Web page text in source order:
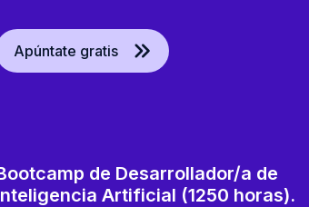
Apúntate gratis
de Desarrollador/a de
Artificial (1250 horas).